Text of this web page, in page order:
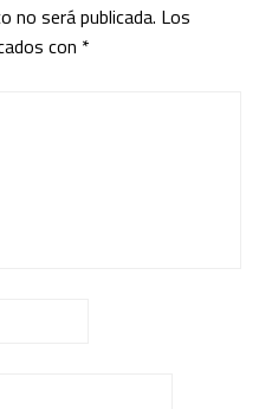
no será publicada. Los
con *